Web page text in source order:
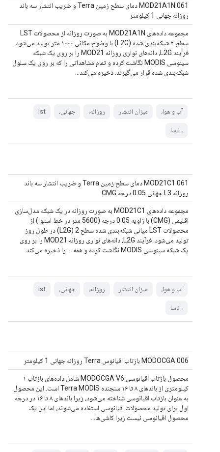
MOD21A1N.061 دمای سطح زمین Terra و ضریب انتشار سه باند
روزانه جهانی 1 کیلومتر
مجموعه داده‌های MOD21A1N به صورت روزانه از محصولات LST
سطح ۲ شبکه‌بندی شده (L2G) با وضوح مکانی ۱۰۰۰ متر تولید می‌شود.
فرآیند L2G، دانه‌های نواری روزانه MOD21 را بر روی یک شبکه
سینوسی MODIS نگاشت کرده و تمام مشاهداتی را که بر روی یک سلول
شبکه‌بندی شده قرار می‌گیرند، ذخیره می‌کند...
آب و هوا، میزان انتشار روزانه، جهانی، lst
، ناسا
MOD21C1.061 دمای سطح زمین Terra و ضریب انتشار سه باند
روزانه L3 جهانی 0.05 درجه CMG
مجموعه داده‌های MOD21C1 به صورت روزانه در یک شبکه مدل‌سازی
اقلیمی (CMG) با زاویه 0.05 درجه (5600 متر در خط استوا) از
محصولات LST میانی شبکه‌بندی شده سطح 2 (L2G) در طول روز
تولید می‌شود. فرآیند L2G، دانه‌های نواری روزانه MOD21 را بر روی
یک شبکه سینوسی MODIS نگاشت کرده و همه ... را ذخیره می‌کند.
آب و هوا، میزان انتشار روزانه، جهانی، lst
، ناسا
MODOCGA.006 بازتاب اقیانوس Terra روزانه جهانی 1 کیلومتر
محصول بازتاب اقیانوسی MODOCGA V6 شامل داده‌های بازتاب ۱
کیلومتری از باندهای ۸ تا ۱۶ سنجنده Terra MODIS است. این محصول
به عنوان بازتاب اقیانوسی شناخته می‌شود، زیرا باندهای ۸ تا ۱۶ در درجه
اول برای تولید محصولات اقیانوسی استفاده می‌شوند، اما این یک
محصول اقیانوسی نیست زیرا کاشی‌ها...